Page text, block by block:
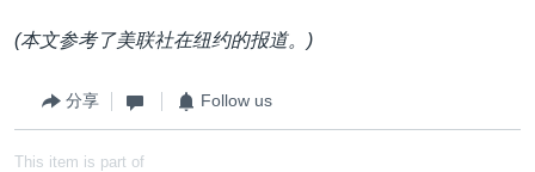
(本文参考了美联社在纽约的报道。)
分享 Follow us
This item is part of